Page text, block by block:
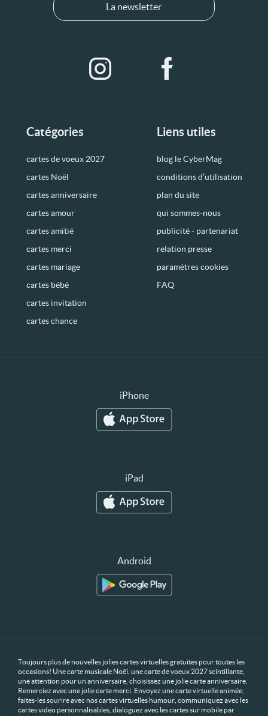
Catégories
cartes de voeux 2027
cartes Noël
cartes anniversaire
cartes amour
cartes amitié
cartes merci
cartes mariage
cartes bébé
cartes invitation
cartes chance
Liens utiles
blog le CyberMag
conditions d’utilisation
plan du site
qui sommes-nous
publicité - partenariat
relation presse
paramètres cookies
FAQ
La newsletter
iPhone
iPad
Android
Toujours plus de nouvelles jolies cartes virtuelles gratuites pour toutes les
occasions! Une carte musicale Noël, une carte de voeux 2027 scintillante,
une attention pour un anniversaire, choisissez une jolie carte anniversaire.
Remerciez avec une jolie carte merci. Envoyez une carte virtuelle animée,
faites-les sourire avec nos cartes virtuelles humour, communiquez avec les
cartes video personnalisables, dialoguez avec les cartes sur mobile par